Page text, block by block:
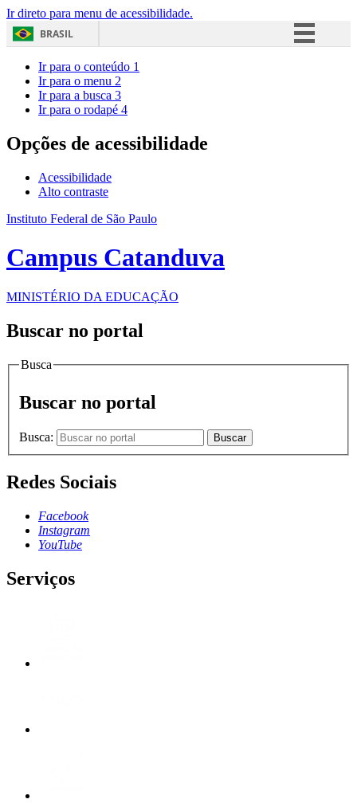
Ir direto para menu de acessibilidade.
BRASIL
Acesso à informação
Ir para o conteúdo 1
Ir para o menu 2
Ir para a busca 3
Ir para o rodapé 4
Opções de acessibilidade
Acessibilidade
Alto contraste
Instituto Federal de São Paulo
Campus Catanduva
MINISTÉRIO DA EDUCAÇÃO
Buscar no portal
Busca
Buscar no portal
Busca: Buscar
Redes Sociais
Facebook
Instagram
YouTube
Serviços